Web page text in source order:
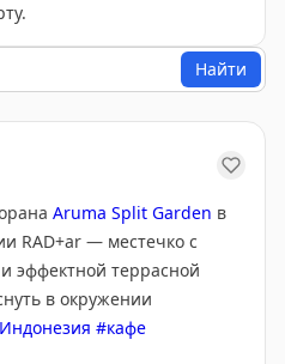
Найти
Aruma Split Garden в
RAD+ar — местечко с
эффектной террасной
в окружении
#кафе